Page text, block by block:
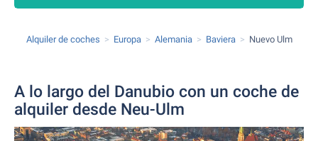
Alquiler de coches Europa Alemania Baviera Nuevo Ulm
A lo largo del Danubio con un coche de
alquiler desde Neu-Ulm